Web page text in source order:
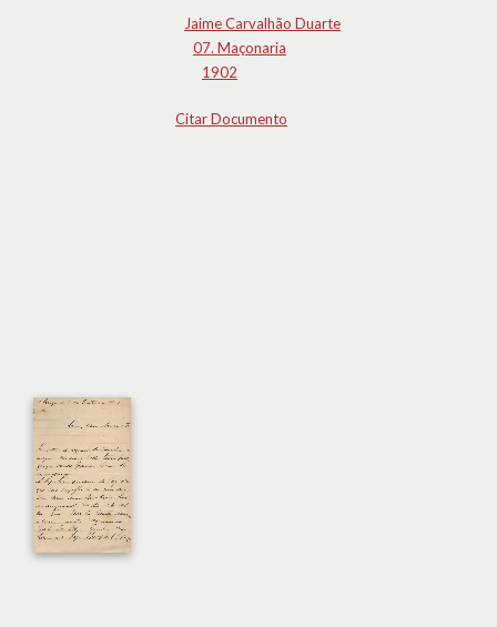
Jaime Carvalhão Duarte
07. Maçonaria
1902
Citar Documento